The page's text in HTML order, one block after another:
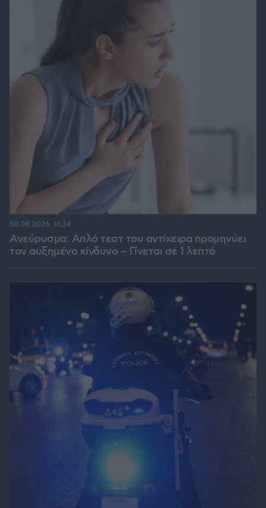
Ανεύρυσμα: Απλό τεστ του αντίχειρα προμηνύει
τον αυξημένο κίνδυνο – Γίνεται σε 1 λεπτό
08.08.2026, 16:24